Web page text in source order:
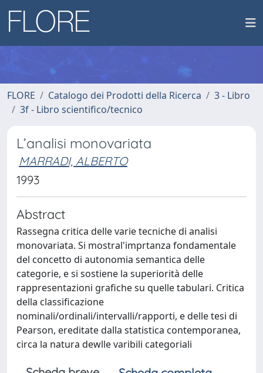
FLORE Catalogo dei Prodotti della Ricerca
3 - Libro
3f - Libro scientifico/tecnico
L’analisi monovariata
MARRADI, ALBERTO
1993
Abstract
Rassegna critica delle varie tecniche di analisi
monovariata. Si mostral'imprtanza fondamentale
del concetto di autonomia semantica delle
categorie, e si sostiene la superiorità delle
rappresentazioni grafiche su quelle tabulari. Critica
della classificazione
nominali/ordinali/intervalli/rapporti, e delle tesi di
Pearson, ereditate dalla statistica contemporanea,
circa la natura dewlle varibili categoriali